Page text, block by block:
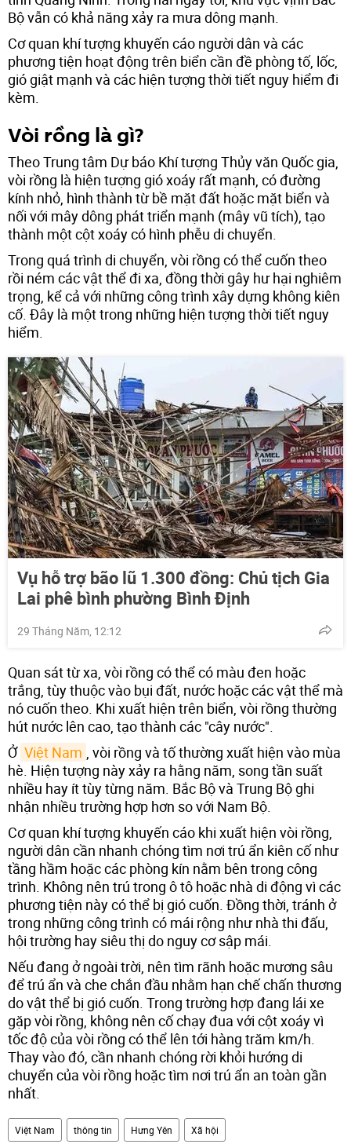
Bộ vẫn có khả năng xảy ra mưa dông mạnh.
Cơ quan khí tượng khuyến cáo người dân và các
phương tiện hoạt động trên biển cần đề phòng tố, lốc,
gió giật mạnh và các hiện tượng thời tiết nguy hiểm đi
kèm.
Vòi rồng là gì?
Theo Trung tâm Dự báo Khí tượng Thủy văn Quốc gia,
vòi rồng là hiện tượng gió xoáy rất mạnh, có đường
kính nhỏ, hình thành từ bề mặt đất hoặc mặt biển và
nối với mây dông phát triển mạnh (mây vũ tích), tạo
thành một cột xoáy có hình phễu di chuyển.
Trong quá trình di chuyển, vòi rồng có thể cuốn theo
rồi ném các vật thể đi xa, đồng thời gây hư hại nghiêm
trọng, kể cả với những công trình xây dựng không kiên
cố. Đây là một trong những hiện tượng thời tiết nguy
hiểm.
Vụ hỗ trợ bão lũ 1.300 đồng: Chủ tịch Gia
Lai phê bình phường Bình Định
29 Tháng Năm, 12:12
Quan sát từ xa, vòi rồng có thể có màu đen hoặc
trắng, tùy thuộc vào bụi đất, nước hoặc các vật thể mà
nó cuốn theo. Khi xuất hiện trên biển, vòi rồng thường
hút nước lên cao, tạo thành các "cây nước".
Ở Việt Nam , vòi rồng và tố thường xuất hiện vào mùa
hè. Hiện tượng này xảy ra hằng năm, song tần suất
nhiều hay ít tùy từng năm. Bắc Bộ và Trung Bộ ghi
nhận nhiều trường hợp hơn so với Nam Bộ.
Cơ quan khí tượng khuyến cáo khi xuất hiện vòi rồng,
người dân cần nhanh chóng tìm nơi trú ẩn kiên cố như
tầng hầm hoặc các phòng kín nằm bên trong công
trình. Không nên trú trong ô tô hoặc nhà di động vì các
phương tiện này có thể bị gió cuốn. Đồng thời, tránh ở
trong những công trình có mái rộng như nhà thi đấu,
hội trường hay siêu thị do nguy cơ sập mái.
Nếu đang ở ngoài trời, nên tìm rãnh hoặc mương sâu
để trú ẩn và che chắn đầu nhằm hạn chế chấn thương
do vật thể bị gió cuốn. Trong trường hợp đang lái xe
gặp vòi rồng, không nên cố chạy đua với cột xoáy vì
tốc độ của vòi rồng có thể lên tới hàng trăm km/h.
Thay vào đó, cần nhanh chóng rời khỏi hướng di
chuyển của vòi rồng hoặc tìm nơi trú ẩn an toàn gần
nhất.
Việt Nam thông tin Hưng Yên Xã hội